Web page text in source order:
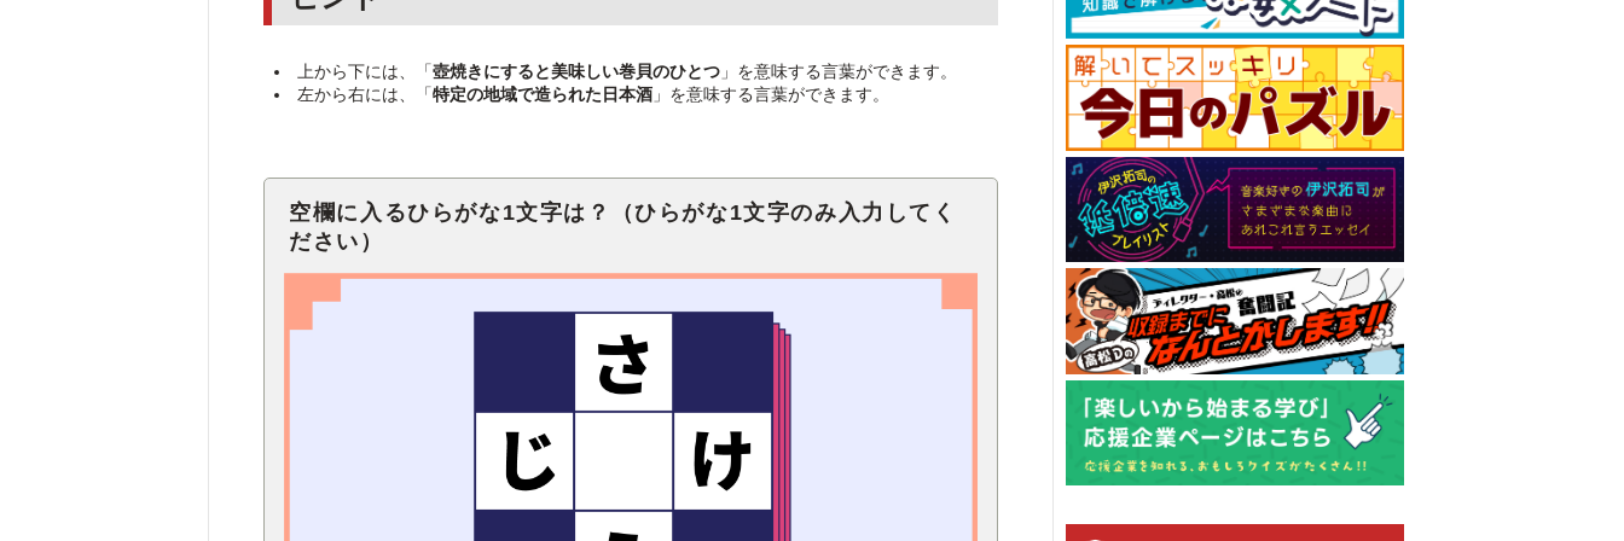
上から下には、「壺焼きにすると美味しい巻貝のひとつ 」を意味する言葉ができます。
左から右には、「特定の地域で造られた日本酒 」を意味する言葉ができます。
空欄に入るひらがな1文字は？（ひらがな1文字のみ入力してく
ださい）